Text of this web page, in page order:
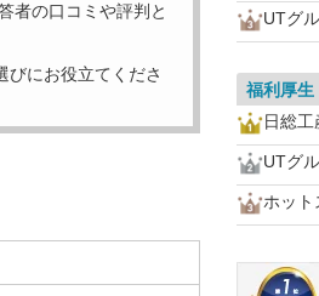
者の口コミや評判と
びにお役立てくださ
UTグ
福利厚生
日総工
UTグ
ホット